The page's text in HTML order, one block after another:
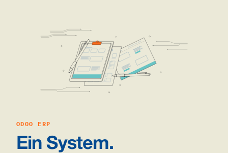
ODOO ERP
Ein System.